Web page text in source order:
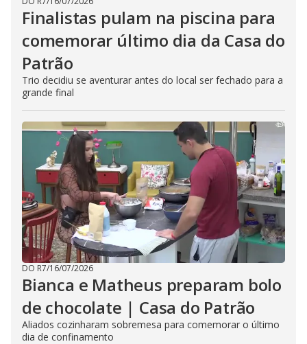
Finalistas pulam na piscina para
comemorar último dia da Casa do
Patrão
Trio decidiu se aventurar antes do local ser fechado para a
grande final
DO R7/16/07/2026
Bianca e Matheus preparam bolo
de chocolate | Casa do Patrão
Aliados cozinharam sobremesa para comemorar o último
dia de confinamento